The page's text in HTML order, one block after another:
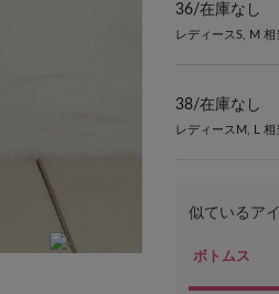
36/在庫なし
レディースS, M 相
38/在庫なし
レディースM, L 相